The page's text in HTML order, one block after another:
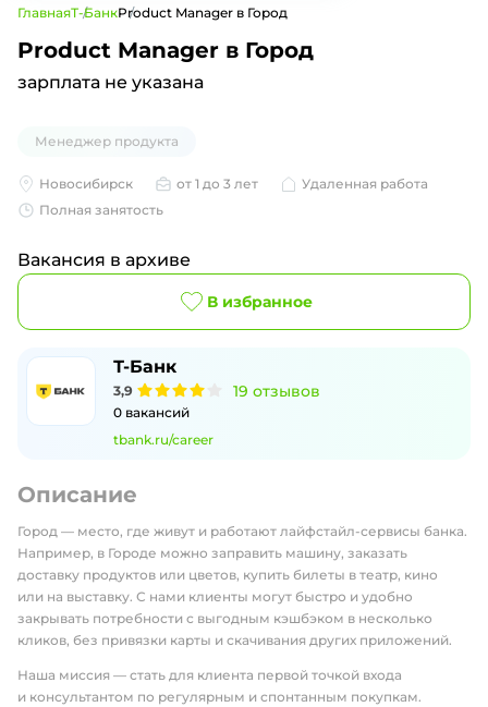
ГлавнаяТ-БанкProduct Manager в Город
Product Manager в Город
зарплата не указана
Менеджер продукта
Новосибирск от 1 до 3 лет
Удаленная работа
Полная занятость
Вакансия в архиве
В избранное
Т-Банк
3,9 19 отзывов
0 вакансий
tbank.ru/career
Описание
Город — место, где живут и работают лайфстайл-сервисы банка.
Например, в Городе можно заправить машину, заказать
доставку продуктов или цветов, купить билеты в театр, кино
или на выставку. С нами клиенты могут быстро и удобно
закрывать потребности с выгодным кэшбэком в несколько
кликов, без привязки карты и скачивания других приложений.
Наша миссия — стать для клиента первой точкой входа
и консультантом по регулярным и спонтанным покупкам.